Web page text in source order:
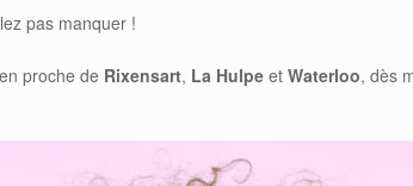
pas manquer !
proche de Rixensart, La Hulpe et Waterloo, dès